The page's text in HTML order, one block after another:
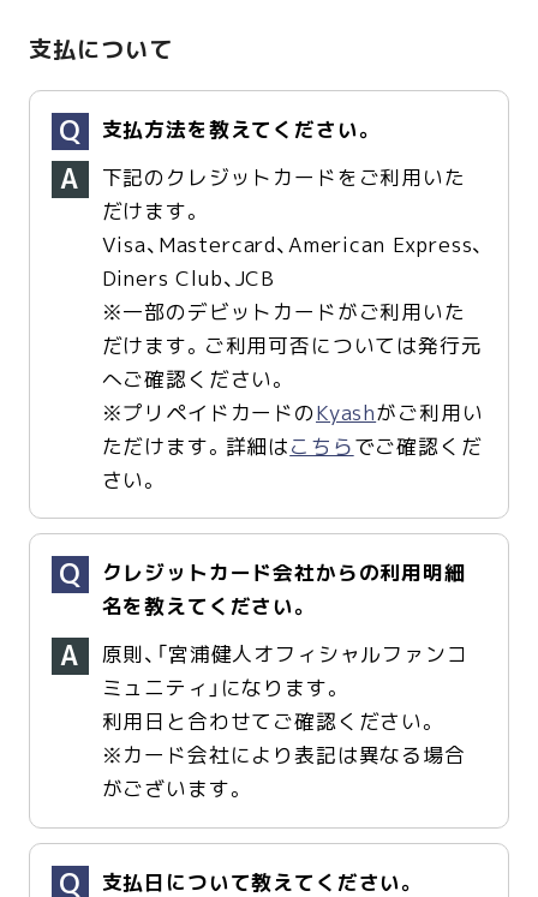
支払について
支払方法を教えてください。
下記のクレジットカードをご利用いた
だけます。
Visa、Mastercard、American Express、
Diners Club、JCB
※一部のデビットカードがご利用いた
だけます。ご利用可否については発行元
へご確認ください。
※プリペイドカードのKyashがご利用い
ただけます。詳細はこちらでご確認くだ
さい。
クレジットカード会社からの利用明細
名を教えてください。
原則、「宮浦健人オフィシャルファンコ
ミュニティ」になります。
利用日と合わせてご確認ください。
※カード会社により表記は異なる場合
がございます。
支払日について教えてください。